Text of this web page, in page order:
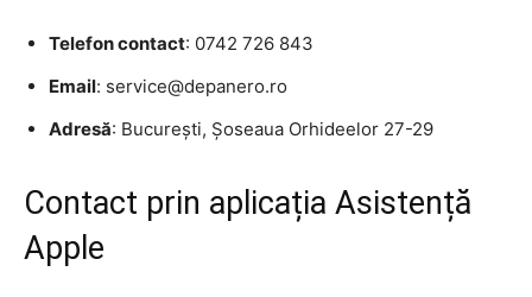
Telefon contact: 0742 726 843
Email: service@depanero.ro
Adresă: București, Șoseaua Orhideelor 27-29
Contact prin aplicația Asistență
Apple